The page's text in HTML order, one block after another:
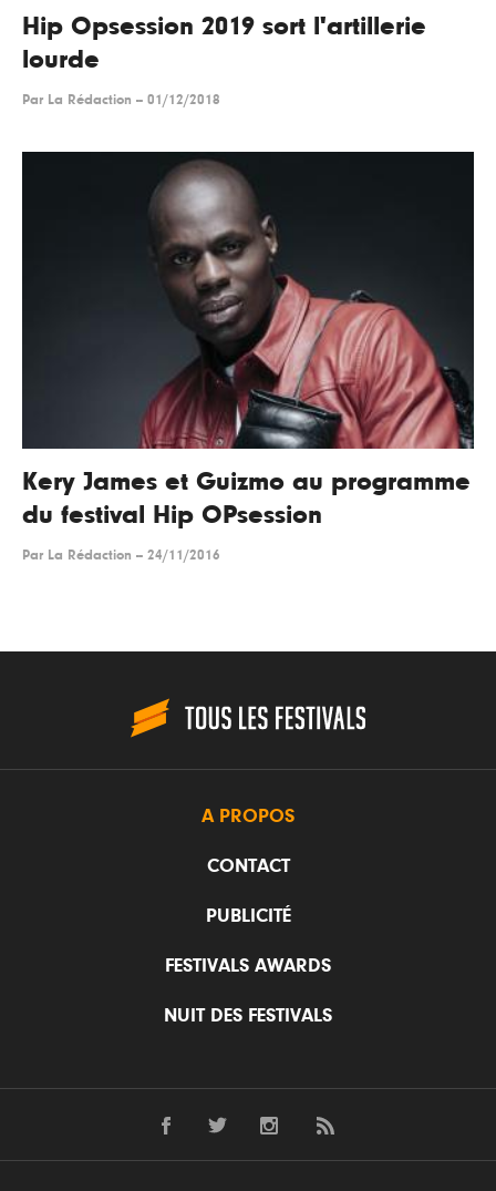
Hip Opsession 2019 sort l'artillerie
lourde
Par La Rédaction -- 01/12/2018
Kery James et Guizmo au programme
du festival Hip OPsession
Par La Rédaction -- 24/11/2016
A PROPOS
CONTACT
PUBLICITÉ
FESTIVALS AWARDS
NUIT DES FESTIVALS